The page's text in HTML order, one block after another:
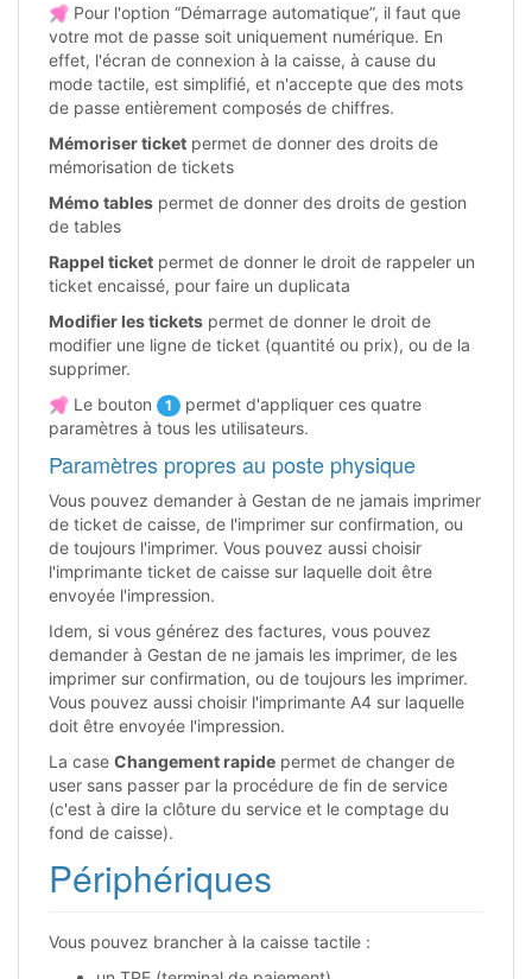
Pour l'option “Démarrage automatique”, il faut que
votre mot de passe soit uniquement numérique. En
effet, l'écran de connexion à la caisse, à cause du
mode tactile, est simplifié, et n'accepte que des mots
de passe entièrement composés de chiffres.
Mémoriser ticket permet de donner des droits de
mémorisation de tickets
Mémo tables permet de donner des droits de gestion
de tables
Rappel ticket permet de donner le droit de rappeler un
ticket encaissé, pour faire un duplicata
Modifier les tickets permet de donner le droit de
modifier une ligne de ticket (quantité ou prix), ou de la
supprimer.
Le bouton
1 permet d'appliquer ces quatre
paramètres à tous les utilisateurs.
Paramètres propres au poste physique
Vous pouvez demander à Gestan de ne jamais imprimer
de ticket de caisse, de l'imprimer sur confirmation, ou
de toujours l'imprimer. Vous pouvez aussi choisir
l'imprimante ticket de caisse sur laquelle doit être
envoyée l'impression.
Idem, si vous générez des factures, vous pouvez
demander à Gestan de ne jamais les imprimer, de les
imprimer sur confirmation, ou de toujours les imprimer.
Vous pouvez aussi choisir l'imprimante A4 sur laquelle
doit être envoyée l'impression.
La case Changement rapide permet de changer de
user sans passer par la procédure de fin de service
(c'est à dire la clôture du service et le comptage du
fond de caisse).
Périphériques
Vous pouvez brancher à la caisse tactile :